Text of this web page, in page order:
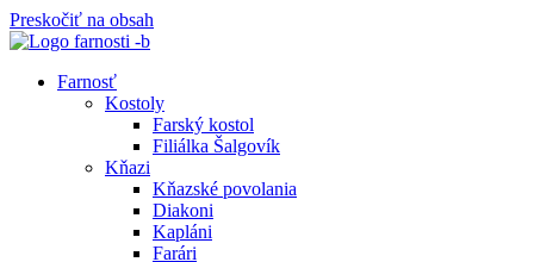
Preskočiť na obsah
Farnosť
Kostoly
Farský kostol
Filiálka Šalgovík
Kňazi
Kňazské povolania
Diakoni
Kapláni
Farári